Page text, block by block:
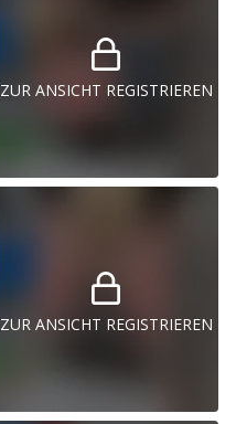
ZUR ANSICHT REGISTRIEREN
ZUR ANSICHT REGISTRIEREN